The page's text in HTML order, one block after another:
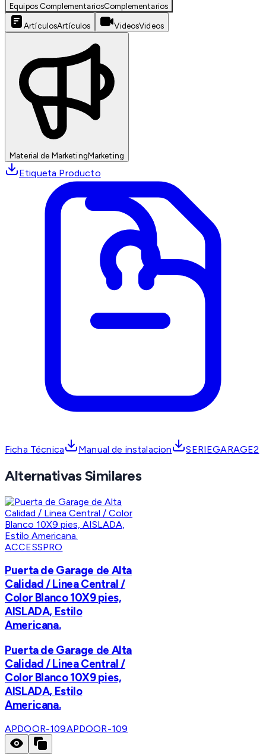
Equipos ComplementariosComplementarios
ArtículosArtículos VideosVideos
Material de MarketingMarketing
Etiqueta Producto
Ficha Técnica Manual de instalacion SERIEGARAGE2
Alternativas Similares
ACCESSPRO
Puerta de Garage de Alta
Calidad / Linea Central /
Color Blanco 10X9 pies,
AISLADA, Estilo
Americana.
Puerta de Garage de Alta
Calidad / Linea Central /
Color Blanco 10X9 pies,
AISLADA, Estilo
Americana.
APDOOR-109APDOOR-109